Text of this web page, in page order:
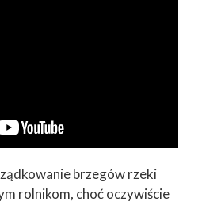
brzegów rzeki
rolnikom, choć oczywiście